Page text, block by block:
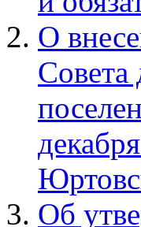
О
Совета
Об